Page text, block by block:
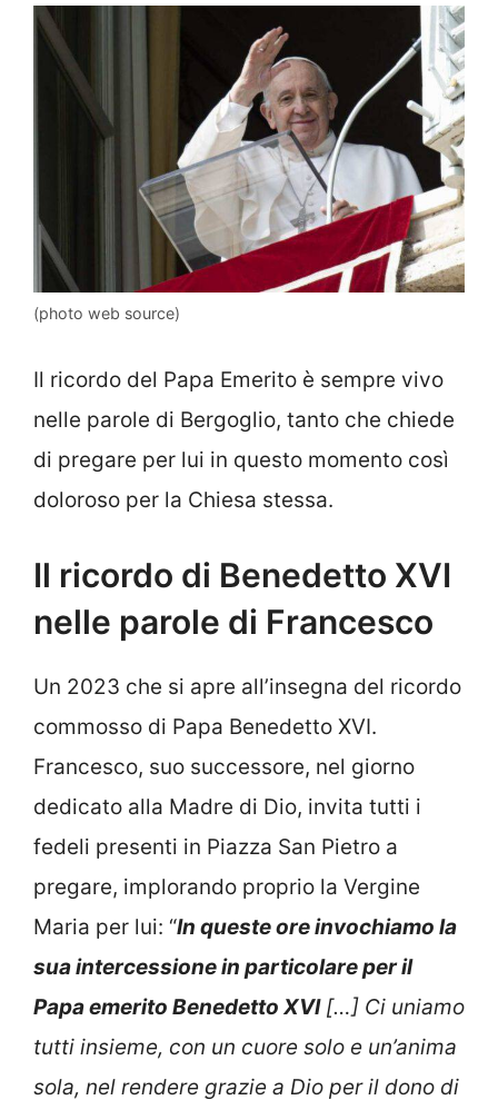
(photo web source)
Il ricordo del Papa Emerito è sempre vivo
nelle parole di Bergoglio, tanto che chiede
di pregare per lui in questo momento così
doloroso per la Chiesa stessa.
Il ricordo di Benedetto XVI
nelle parole di Francesco
Un 2023 che si apre all’insegna del ricordo
commosso di Papa Benedetto XVI.
Francesco, suo successore, nel giorno
dedicato alla Madre di Dio, invita tutti i
fedeli presenti in Piazza San Pietro a
pregare, implorando proprio la Vergine
Maria per lui: “In queste ore invochiamo la
sua intercessione in particolare per il
Papa emerito Benedetto XVI[…] Ci uniamo
tutti insieme, con un cuore solo e un’anima
sola, nel rendere grazie a Dio per il dono di